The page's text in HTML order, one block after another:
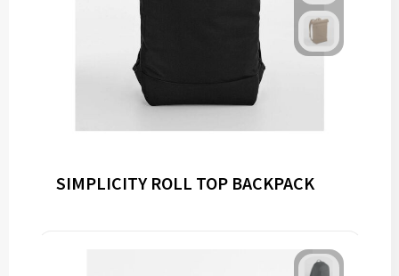
SIMPLICITY ROLL TOP BACKPACK